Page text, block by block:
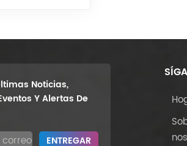
Noticias,
Y Alertas De